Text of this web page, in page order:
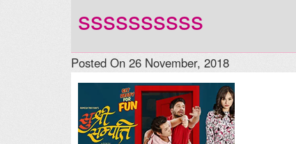
ssssssssss
Posted On 26 November, 2018